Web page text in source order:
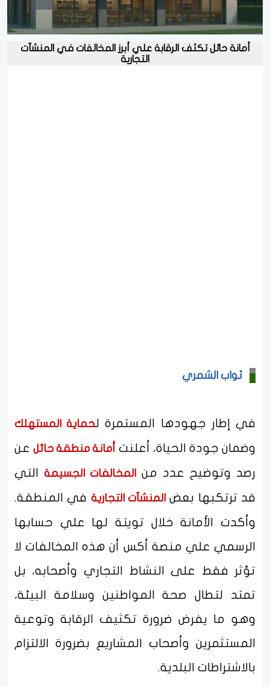
أمانة حائل تكثف الرقابة علي أبرز المخالفات في المنشآت
التجارية
ثواب الشمري
في إطار جهودها المستمرة لحماية المستهلك
وضمان جودة الحياة، أعلنت أمانة منطقة حائلعن
رصد وتوضيح عدد من
المخالفات الجسيمة التي
قد ترتكبها بعض المنشآت التجارية في المنطقة.
وأكدت الأمانة خلال تويتة لها علي حسابها
الرسمي علي منصة أكس أن هذه المخالفات لا
تؤثر فقط على النشاط التجاري وأصحابه، بل
تمتد لتطال صحة المواطنين وسلامة البيئة،
وهو ما يفرض ضرورة تكثيف الرقابة وتوعية
المستثمرين وأصحاب المشاريع بضرورة الالتزام
بالاشتراطات البلدية.